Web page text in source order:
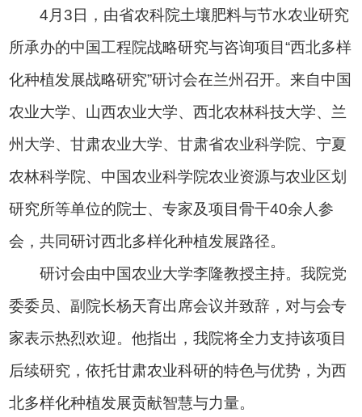
4月3日，由省农科院土壤肥料与节水农业研究
所承办的中国工程院战略研究与咨询项目“西北多样
化种植发展战略研究”研讨会在兰州召开。来自中国
农业大学、山西农业大学、西北农林科技大学、兰
州大学、甘肃农业大学、甘肃省农业科学院、宁夏
农林科学院、中国农业科学院农业资源与农业区划
研究所等单位的院士、专家及项目骨干40余人参
会，共同研讨西北多样化种植发展路径。
研讨会由中国农业大学李隆教授主持。我院党
委委员、副院长杨天育出席会议并致辞，对与会专
家表示热烈欢迎。他指出，我院将全力支持该项目
后续研究，依托甘肃农业科研的特色与优势，为西
北多样化种植发展贡献智慧与力量。